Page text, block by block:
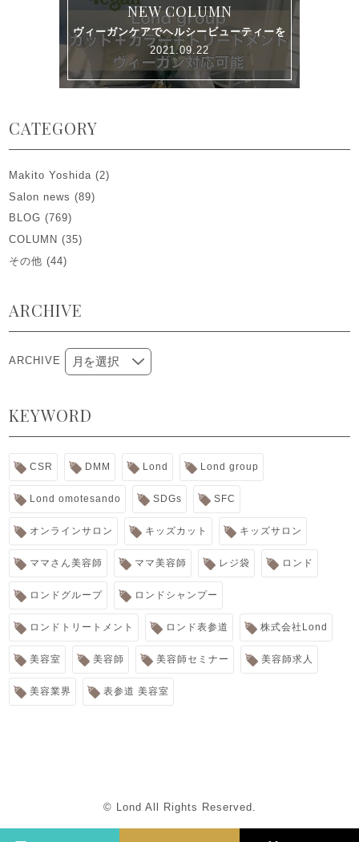
NEW COLUMN
ヴィーガンケアでヘルシービューティーを
2021.09.22
CATEGORY
Makito Yoshida (2)
Salon news (89)
BLOG (769)
COLUMN (35)
その他 (44)
ARCHIVE
ARCHIVE
KEYWORD
CSR DMM Lond Lond group
Lond omotesando SDGs SFC
オンラインサロン キッズカット キッズサロン
ママさん美容師 ママ美容師 レジ袋 ロンド
ロンドグループ ロンドシャンプー
ロンドトリートメント ロンド表参道 株式会社Lond
美容室 美容師 美容師セミナー 美容師求人
美容業界 表参道 美容室
© Lond All Rights Reserved.